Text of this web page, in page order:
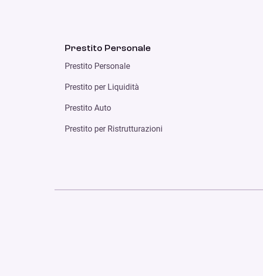
Prestito Personale
Prestito Personale
Prestito per Liquidità
Prestito Auto
Prestito per Ristrutturazioni